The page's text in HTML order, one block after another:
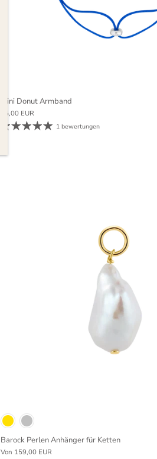
Mini Donut Armband
35,00 EUR
1 bewertungen
Barock Perlen Anhänger für Ketten
Von 159,00 EUR